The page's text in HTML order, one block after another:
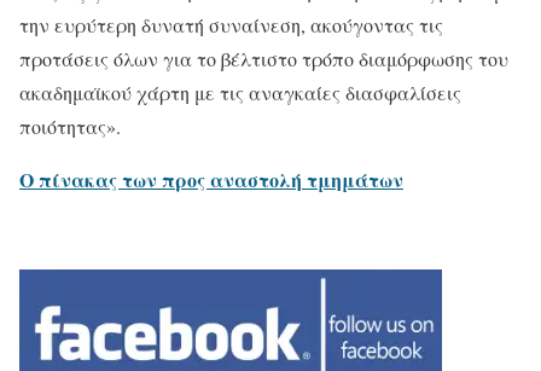
την ευρύτερη δυνατή συναίνεση, ακούγοντας τις
προτάσεις όλων για το βέλτιστο τρόπο διαμόρφωσης του
ακαδημαϊκού χάρτη με τις αναγκαίες διασφαλίσεις
ποιότητας».
Ο πίνακας των προς αναστολή τμημάτων